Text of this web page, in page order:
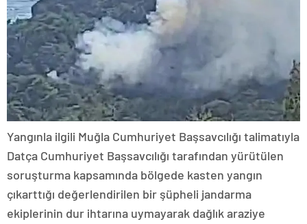
Yangınla ilgili Muğla Cumhuriyet Başsavcılığı talimatıyla
Datça Cumhuriyet Başsavcılığı tarafından yürütülen
soruşturma kapsamında bölgede kasten yangın
çıkarttığı değerlendirilen bir şüpheli jandarma
ekiplerinin dur ihtarına uymayarak dağlık araziye